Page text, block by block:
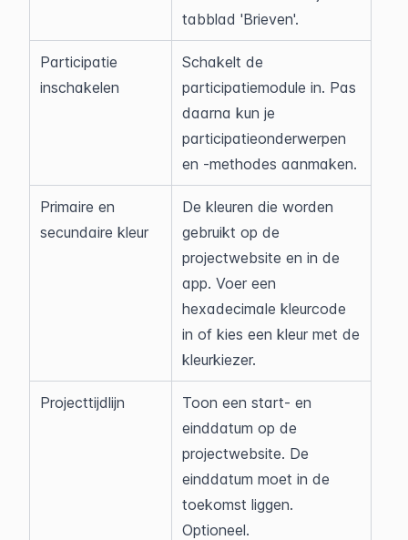
tabblad 'Brieven'.
Participatie
inschakelen
Schakelt de
participatiemodule in. Pas
daarna kun je
participatieonderwerpen
en -methodes aanmaken.
Primaire en
secundaire kleur
De kleuren die worden
gebruikt op de
projectwebsite en in de
app. Voer een
hexadecimale kleurcode
in of kies een kleur met de
kleurkiezer.
Projecttijdlijn
Toon een start- en
einddatum op de
projectwebsite. De
einddatum moet in de
toekomst liggen.
Optioneel.